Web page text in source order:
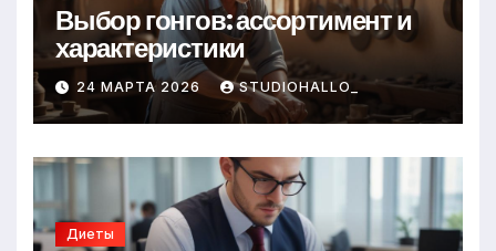
Выбор гонгов: ассортимент и
характеристики
24 МАРТА 2026 STUDIOHALLO_
Диеты